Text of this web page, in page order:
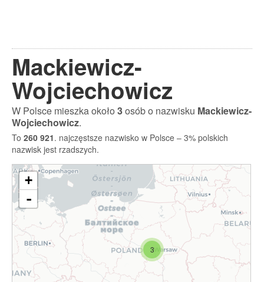
Mackiewicz-
Wojciechowicz
W Polsce mieszka około3osób o nazwisku Mackiewicz-
Wojciechowicz.
To 260 921. najczęstsze nazwisko w Polsce – 3% polskich
nazwisk jest rzadszych.
3
+
-